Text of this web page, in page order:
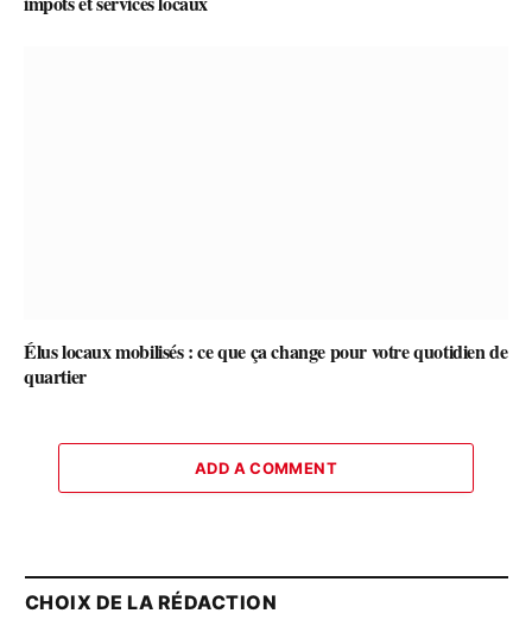
Élus locaux mobilisés : ce que ça change pour votre quotidien de
quartier
ADD A COMMENT
CHOIX DE LA RÉDACTION